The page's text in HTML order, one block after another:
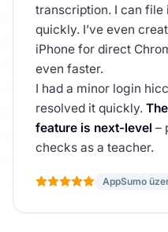
transcription. I can file
quickly. I’ve even
iPhone for direct
even faster.
I had a minor login
resolved it quickly.
feature is next-level –
checks as a teacher.
AppSumo